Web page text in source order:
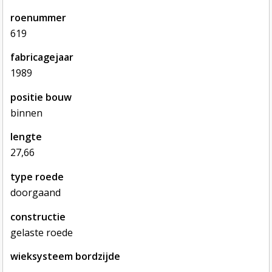
roenummer
619
fabricagejaar
1989
positie bouw
binnen
lengte
27,66
type roede
doorgaand
constructie
gelaste roede
wieksysteem bordzijde